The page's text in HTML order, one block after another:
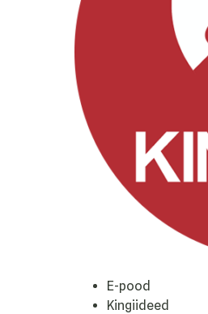
E-pood
Kingiideed